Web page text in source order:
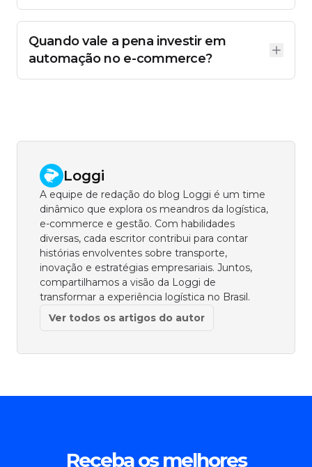
Quando vale a pena investir em
automação no e-commerce?
Loggi
A equipe de redação do blog Loggi é um time
dinâmico que explora os meandros da logística,
e-commerce e gestão. Com habilidades
diversas, cada escritor contribui para contar
histórias envolventes sobre transporte,
inovação e estratégias empresariais. Juntos,
compartilhamos a visão da Loggi de
transformar a experiência logística no Brasil.
Ver todos os artigos do autor
Receba os melhores